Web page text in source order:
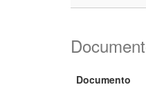
Documento